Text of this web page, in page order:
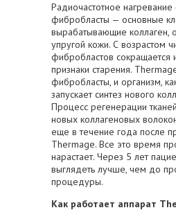
Радиочастотное нагревание
фибробласты — основные
вырабатывающие коллаген,
упругой кожи. С возрастом
фибробластов сокращается
признаки старения.
фибробласты, и организм,
запускает синтез нового
Процесс регенерации
новых коллагеновых
еще в течение года после
Thermage. Все это время
нарастает. Через 5 лет
выглядеть лучше, чем до
процедуры.
Как работает аппарат